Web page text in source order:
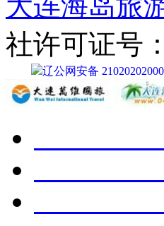
社许可证号
辽公网安备